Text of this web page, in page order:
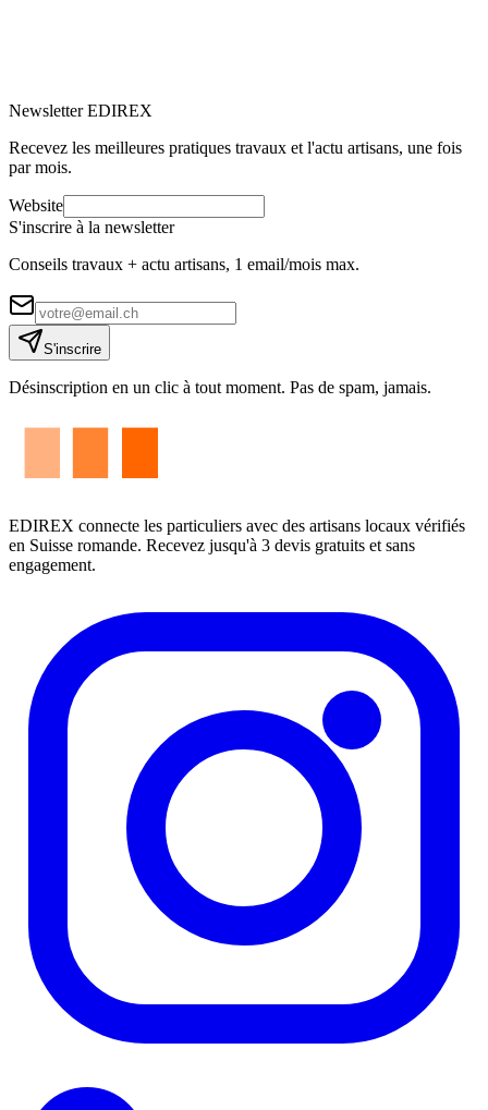
Newsletter EDIREX
Recevez les meilleures pratiques travaux et l'actu artisans, une fois
par mois.
Website
S'inscrire à la newsletter
Conseils travaux + actu artisans, 1 email/mois max.
S'inscrire
Désinscription en un clic à tout moment. Pas de spam, jamais.
EDIREX connecte les particuliers avec des artisans locaux vérifiés
en Suisse romande. Recevez jusqu'à 3 devis gratuits et sans
engagement.